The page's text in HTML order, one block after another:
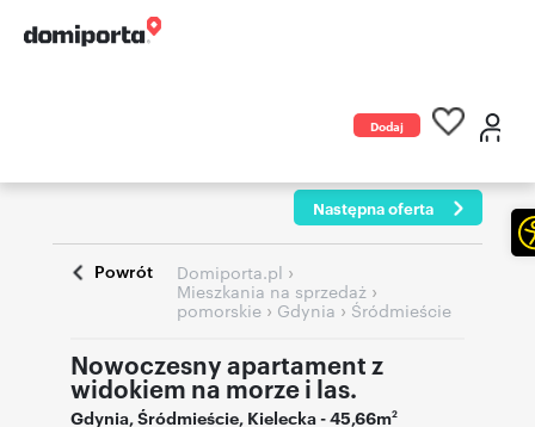
Dodaj
Następna oferta
Powrót Domiporta.pl ›
Mieszkania na sprzedaż ›
pomorskie › Gdynia › Śródmieście
Nowoczesny apartament z
widokiem na morze i las.
Gdynia,Śródmieście, Kielecka- 45,66m2